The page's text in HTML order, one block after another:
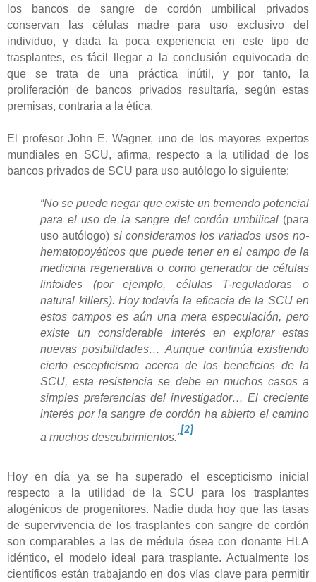
los bancos de sangre de cordón umbilical privados
conservan las células madre para uso exclusivo del
individuo, y dada la poca experiencia en este tipo de
trasplantes, es fácil llegar a la conclusión equivocada de
que se trata de una práctica inútil, y por tanto, la
proliferación de bancos privados resultaría, según estas
premisas, contraria a la ética.
El profesor John E. Wagner, uno de los mayores expertos
mundiales en SCU, afirma, respecto a la utilidad de los
bancos privados de SCU para uso autólogo lo siguiente:
“No se puede negar que existe un tremendo potencial
para el uso de la sangre del cordón umbilical (para
uso autólogo) si consideramos los variados usos no-
hematopoyéticos que puede tener en el campo de la
medicina regenerativa o como generador de células
linfoides (por ejemplo, células T-reguladoras o
natural killers). Hoy todavía la eficacia de la SCU en
estos campos es aún una mera especulación, pero
existe un considerable interés en explorar estas
nuevas posibilidades… Aunque continúa existiendo
cierto escepticismo acerca de los beneficios de la
SCU, esta resistencia se debe en muchos casos a
simples preferencias del investigador… El creciente
interés por la sangre de cordón ha abierto el camino
a muchos descubrimientos.”
[2]
Hoy en día ya se ha superado el escepticismo inicial
respecto a la utilidad de la SCU para los trasplantes
alogénicos de progenitores. Nadie duda hoy que las tasas
de supervivencia de los trasplantes con sangre de cordón
son comparables a las de médula ósea con donante HLA
idéntico, el modelo ideal para trasplante. Actualmente los
científicos están trabajando en dos vías clave para permitir